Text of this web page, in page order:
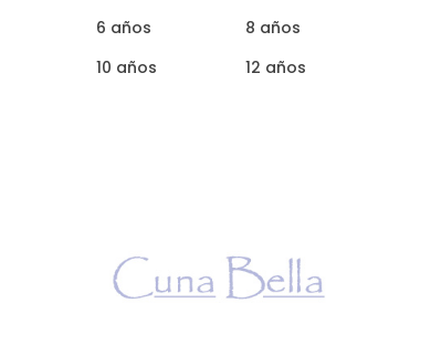
6 años
8 años
10 años
12 años